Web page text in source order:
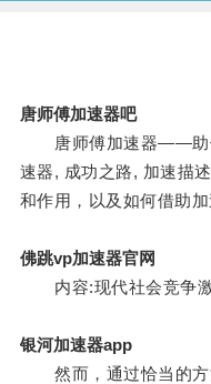
唐师傅加速器吧
唐师傅加速器——助你
速器, 成功之路, 加速描
和作用，以及如何借助加
佛跳vp加速器官网
内容:现代社会竞争激
银河加速器app
然而，通过恰当的方